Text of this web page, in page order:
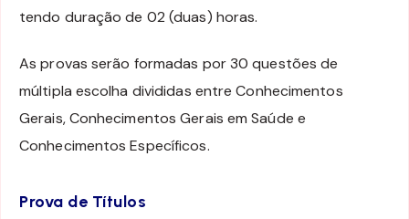
tendo duração de 02 (duas) horas.
As provas serão formadas por 30 questões de
múltipla escolha divididas entre Conhecimentos
Gerais, Conhecimentos Gerais em Saúde e
Conhecimentos Específicos.
Prova de Títulos